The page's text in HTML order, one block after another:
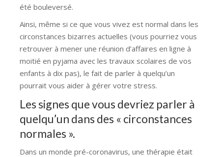
été bouleversé.
Ainsi, même si ce que vous vivez est normal dans les
circonstances bizarres actuelles (vous pourriez vous
retrouver à mener une réunion d’affaires en ligne à
moitié en pyjama avec les travaux scolaires de vos
enfants à dix pas), le fait de parler à quelqu’un
pourrait vous aider à gérer votre stress.
Les signes que vous devriez parler à
quelqu’un dans des « circonstances
normales ».
Dans un monde pré-coronavirus, une thérapie était